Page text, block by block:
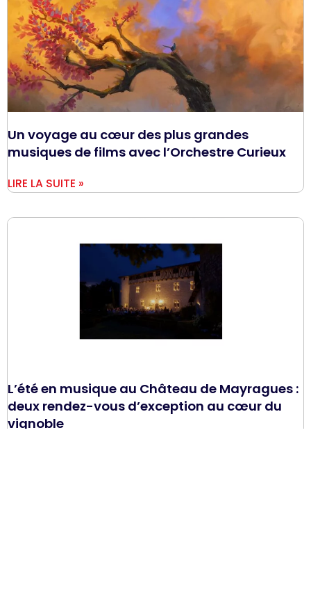
Un voyage au cœur des plus grandes
musiques de films avec l’Orchestre Curieux
LIRE LA SUITE »
L’été en musique au Château de Mayragues :
deux rendez-vous d’exception au cœur du
vignoble